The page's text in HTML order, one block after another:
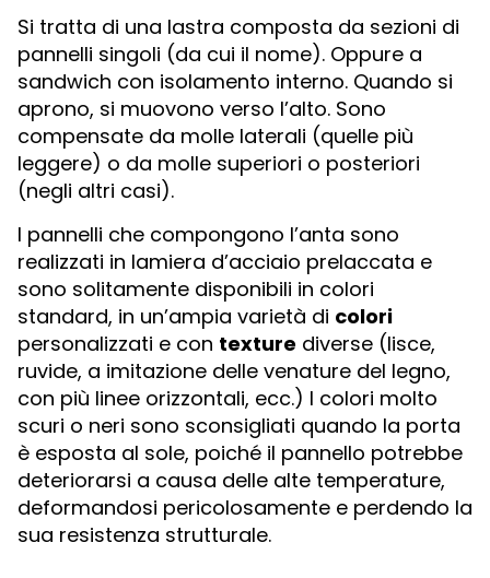
Si tratta di una lastra composta da sezioni di
pannelli singoli (da cui il nome). Oppure a
sandwich con isolamento interno. Quando si
aprono, si muovono verso l’alto. Sono
compensate da molle laterali (quelle più
leggere) o da molle superiori o posteriori
(negli altri casi).
I pannelli che compongono l’anta sono
realizzati in lamiera d’acciaio prelaccata e
sono solitamente disponibili in colori
standard, in un’ampia varietà di colori
personalizzati e con texture diverse (lisce,
ruvide, a imitazione delle venature del legno,
con più linee orizzontali, ecc.) I colori molto
scuri o neri sono sconsigliati quando la porta
è esposta al sole, poiché il pannello potrebbe
deteriorarsi a causa delle alte temperature,
deformandosi pericolosamente e perdendo la
sua resistenza strutturale.